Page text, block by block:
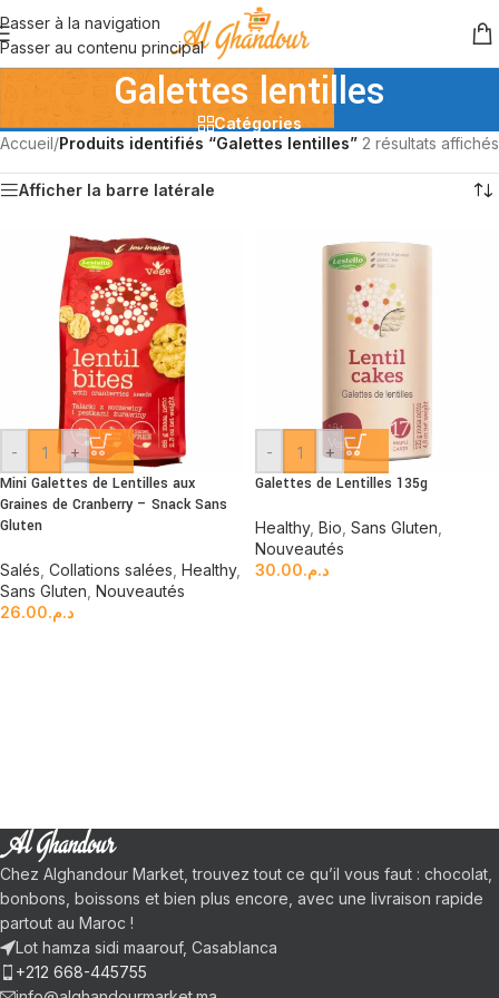
Passer à la navigation
Passer au contenu principal
Galettes lentilles
Catégories
Accueil/Produits identifiés “Galettes lentilles” 2 résultats affichés
Afficher la barre latérale
- +
Mini Galettes de Lentilles aux
Graines de Cranberry – Snack Sans
Gluten
Salés Collations salées Healthy,
Sans Gluten Nouveautés
د.م.26.00
- +
Galettes de Lentilles 135g
Healthy, Bio Sans Gluten
Nouveautés
د.م.30.00
Chez Alghandour Market, trouvez tout ce qu’il vous faut : chocolat,
bonbons, boissons et bien plus encore, avec une livraison rapide
partout au Maroc !
Lot hamza sidi maarouf, Casablanca
+212 668-445755